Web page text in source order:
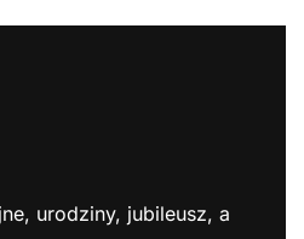
urodziny, jubileusz, a